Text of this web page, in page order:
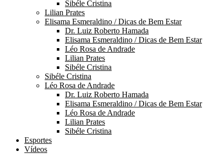
Sibéle Cristina
Lilian Prates
Elisama Esmeraldino / Dicas de Bem Estar
Dr. Luiz Roberto Hamada
Elisama Esmeraldino / Dicas de Bem Estar
Léo Rosa de Andrade
Lilian Prates
Sibéle Cristina
Sibéle Cristina
Léo Rosa de Andrade
Dr. Luiz Roberto Hamada
Elisama Esmeraldino / Dicas de Bem Estar
Léo Rosa de Andrade
Lilian Prates
Sibéle Cristina
Esportes
Vídeos